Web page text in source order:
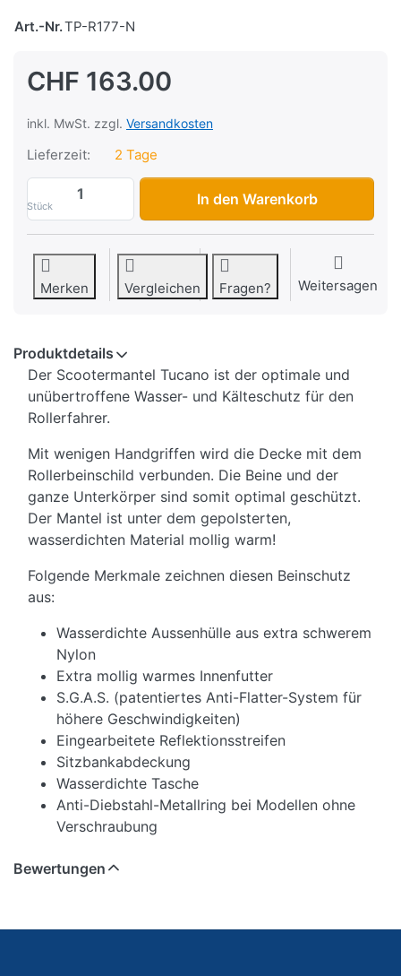
Art.-Nr.TP-R177-N
CHF 163.00
inkl. MwSt. zzgl. Versandkosten
Lieferzeit: 2 Tage
Stück
Beinschutz-Decke Tucano Urbano
In den Warenkorb
Merken Vergleichen Fragen? Weitersagen
Produktdetails
Der Scootermantel Tucano ist der optimale und
unübertroffene Wasser- und Kälteschutz für den
Rollerfahrer.
Mit wenigen Handgriffen wird die Decke mit dem
Rollerbeinschild verbunden. Die Beine und der
ganze Unterkörper sind somit optimal geschützt.
Der Mantel ist unter dem gepolsterten,
wasserdichten Material mollig warm!
Folgende Merkmale zeichnen diesen Beinschutz
aus:
Wasserdichte Aussenhülle aus extra schwerem
Nylon
Extra mollig warmes Innenfutter
S.G.A.S. (patentiertes Anti-Flatter-System für
höhere Geschwindigkeiten)
Eingearbeitete Reflektionsstreifen
Sitzbankabdeckung
Wasserdichte Tasche
Anti-Diebstahl-Metallring bei Modellen ohne
Verschraubung
Bewertungen